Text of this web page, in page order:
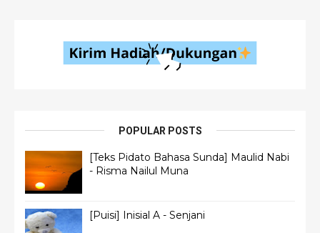
POPULAR POSTS
[Teks Pidato Bahasa Sunda] Maulid Nabi
- Risma Nailul Muna
[Puisi] Inisial A - Senjani